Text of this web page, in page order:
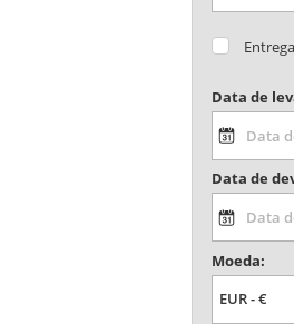
Data de
Data de
Moeda: